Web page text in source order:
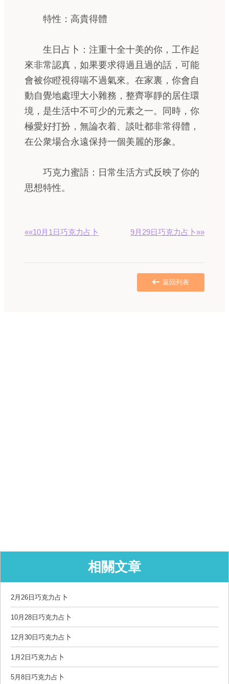
特性：高貴得體
生日占卜：注重十全十美的你，工作起
來非常認真，如果要求得過且過的話，可能
會被你瞪視得喘不過氣來。在家裏，你會自
動自覺地處理大小雜務，整齊寧靜的居住環
境，是生活中不可少的元素之一。同時，你
極愛好打扮，無論衣着、談吐都非常得體，
在公衆場合永遠保持一個美麗的形象。
巧克力蜜語：日常生活方式反映了你的
思想特性。
««10月1日巧克力占卜 9月29日巧克力占卜»»
返回列表
相關文章
2月26日巧克力占卜
10月28日巧克力占卜
12月30日巧克力占卜
1月2日巧克力占卜
5月8日巧克力占卜